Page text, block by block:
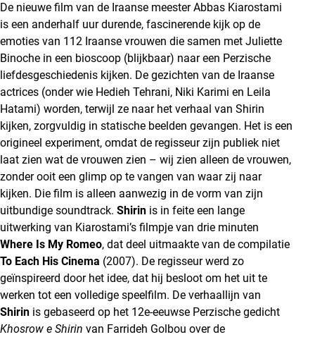
De nieuwe film van de Iraanse meester Abbas Kiarostami
is een anderhalf uur durende, fascinerende kijk op de
emoties van 112 Iraanse vrouwen die samen met Juliette
Binoche in een bioscoop (blijkbaar) naar een Perzische
liefdesgeschiedenis kijken. De gezichten van de Iraanse
actrices (onder wie Hedieh Tehrani, Niki Karimi en Leila
Hatami) worden, terwijl ze naar het verhaal van Shirin
kijken, zorgvuldig in statische beelden gevangen. Het is een
origineel experiment, omdat de regisseur zijn publiek niet
laat zien wat de vrouwen zien – wij zien alleen de vrouwen,
zonder ooit een glimp op te vangen van waar zij naar
kijken. Die film is alleen aanwezig in de vorm van zijn
uitbundige soundtrack. Shirin is in feite een lange
uitwerking van Kiarostami’s filmpje van drie minuten
Where Is My Romeo, dat deel uitmaakte van de compilatie
To Each His Cinema (2007). De regisseur werd zo
geïnspireerd door het idee, dat hij besloot om het uit te
werken tot een volledige speelfilm. De verhaallijn van
Shirin is gebaseerd op het 12e-eeuwse Perzische gedicht
Khosrow e Shirin van Farrideh Golbou over de